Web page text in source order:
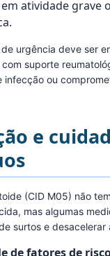
atividade grave
urgência deve ser
suporte
infecção ou
e
(CID M05) não
mas algumas
surtos e desacelerar
de fatores de